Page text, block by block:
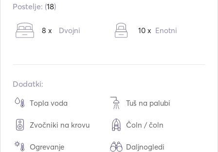
Motorji:2 x 483hp
Največja potovalna hitrost:
vozli
Postelje: (18)
8 x Dvojni 10 x Enotni
Dodatki:
Topla voda Tuš na palubi
Zvočniki na krovu Čoln / čoln
Ogrevanje Daljnogledi